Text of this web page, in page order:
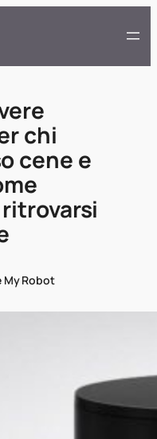
chi
cene e
My Robot